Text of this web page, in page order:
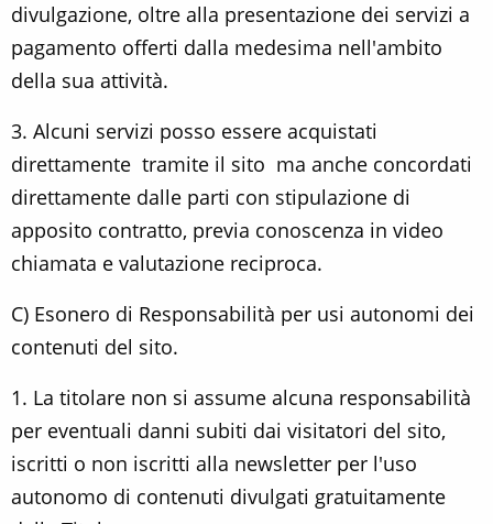
divulgazione, oltre alla presentazione dei servizi a
pagamento offerti dalla medesima nell'ambito
della sua attività.
3. Alcuni servizi posso essere acquistati
direttamente tramite il sito ma anche concordati
direttamente dalle parti con stipulazione di
apposito contratto, previa conoscenza in video
chiamata e valutazione reciproca.
C) Esonero di Responsabilità per usi autonomi dei
contenuti del sito.
1. La titolare non si assume alcuna responsabilità
per eventuali danni subiti dai visitatori del sito,
iscritti o non iscritti alla newsletter per l'uso
autonomo di contenuti divulgati gratuitamente